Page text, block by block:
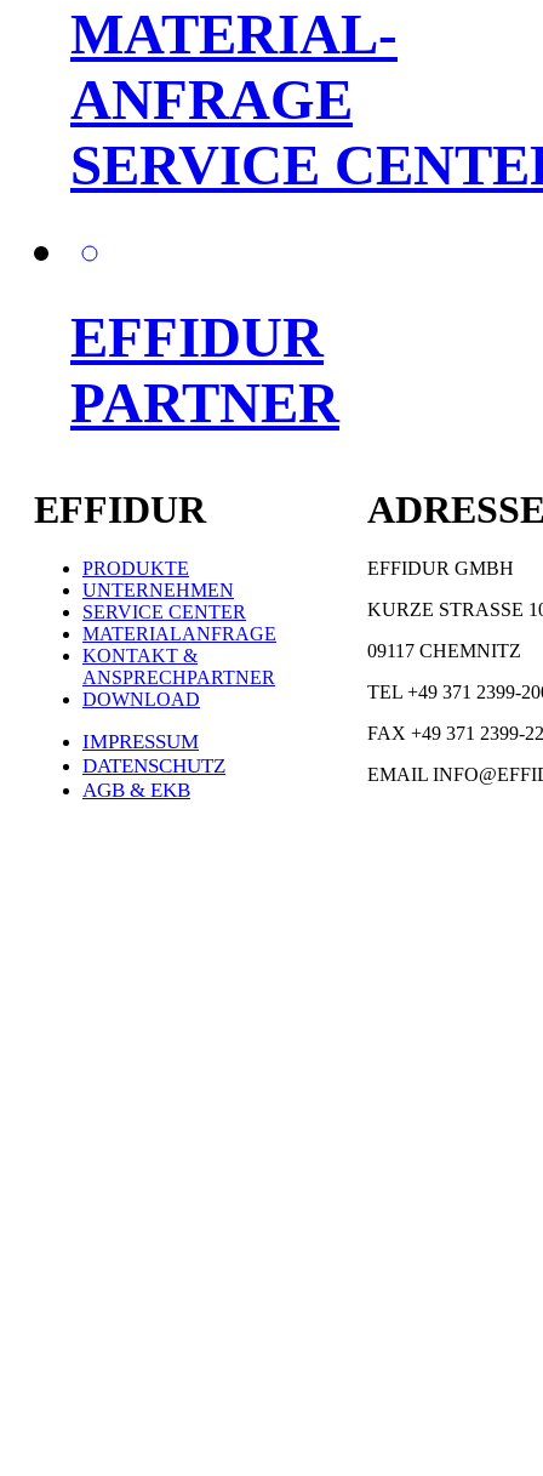
MATERIAL-
ANFRAGE
SERVICE
EFFIDUR
PARTNER
EFFIDUR
PRODUKTE
UNTERNEHMEN
SERVICE CENTER
MATERIALANFRAGE
KONTAKT &
ANSPRECHPARTNER
DOWNLOAD
IMPRESSUM
DATENSCHUTZ
AGB & EKB
EFFIDUR GMBH
KURZE STRASSE
09117 CHEMNITZ
TEL +49 371 2399-
FAX +49 371 2399-
EMAIL